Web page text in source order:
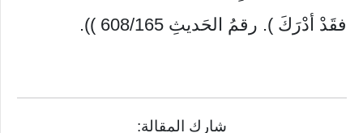
فقَدْ أدْرَكَ ). رقمُ الحَديثِ 608/165 )).
شارك المقالة: